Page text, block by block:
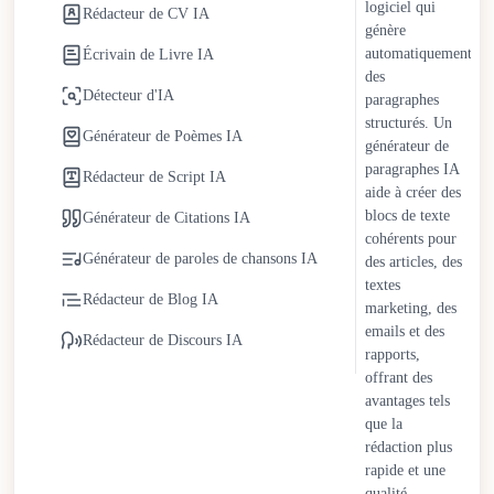
diffusion de désinformation. Les organisations relèvent ces
défis en adoptant des protocoles de vérification des faits plus
stricts et des politiques de transparence pour le contenu généré
Les entreprises bénéficient de coûts opérationnels réduits et de
délais de commercialisation plus rapides en utilisant un
rédacteur IA gratuit. Les équipes de contenu réaffectent les
ressources à la stratégie et à la planification créative. Les
particuliers obtiennent un soutien rédactionnel accessible pour
les blogs, les projets académiques et la communication
professionnelle sans coûts élevés ni contraintes de temps.
Les rédacteurs IA continuent d'évoluer avec des améliorations
dans la compréhension contextuelle, l'adaptation du ton et la
flexibilité stylistique. La supervision humaine reste essentielle
pour préserver l'originalité, la vision stratégique et la
responsabilité éthique. Plutôt que de remplacer les rédacteurs
humains, les rédacteurs IA agissent comme des partenaires
Rédacteur de CV IA
Écrivain de Livre IA
Détecteur d'IA
Générateur de Poèmes IA
Rédacteur de Script IA
Générateur de Citations IA
Générateur de paroles de chansons IA
Rédacteur de Blog IA
Rédacteur de Discours IA
logiciel qui
génère
automatiquement
des
paragraphes
structurés. Un
générateur de
paragraphes IA
aide à créer des
blocs de texte
cohérents pour
des articles, des
textes
marketing, des
emails et des
rapports,
offrant des
avantages tels
que la
rédaction plus
rapide et une